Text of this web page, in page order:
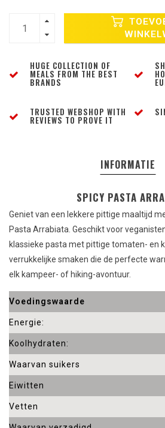
HUGE COLLECTION OF
MEALS FROM THE BEST
BRANDS
TRUSTED WEBSHOP WITH
REVIEWS TO PROVE IT
INFORMATIE
SPICY PASTA
Geniet van een lekkere pittige maaltijd
Pasta Arrabiata. Geschikt voor
klassieke pasta met pittige tomaten- en
verrukkelijke smaken die de perfecte
elk kampeer- of hiking-avontuur.
Voedingswaarde
Energie:
Koolhydraten:
Waarvan suikers
Eiwitten
Vetten